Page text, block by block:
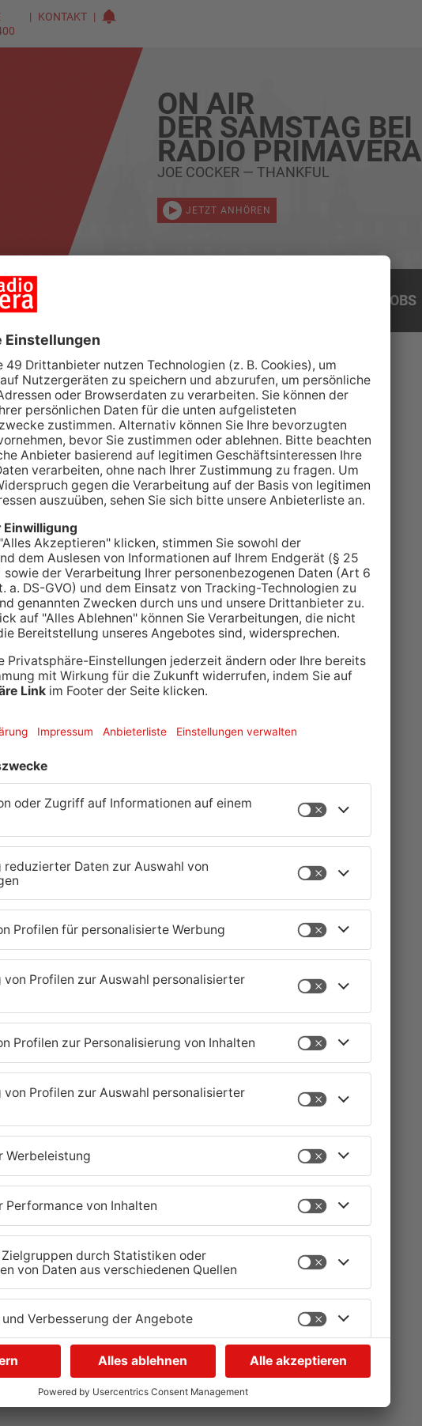
KONTAKT
ON AIR
DER SAMSTAG BEI
RADIO PRIMAVERA
JOE COCKER — THANKFUL
JETZT ANHÖREN
FUNKHAUS JOBS
18-
kracht
15.01.2022 gegen 02:00 Uhr in der
Ausweichmanöver fuhr er auf einen
der Smart gegen eine nebenliegende
geschleudert.
und wurde abgeschleppt.
ANZEIGE